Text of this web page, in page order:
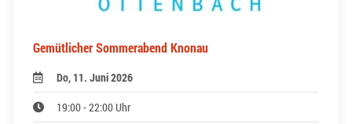
Gemütlicher Sommerabend Knonau
Do, 11. Juni 2026
19:00 - 22:00 Uhr